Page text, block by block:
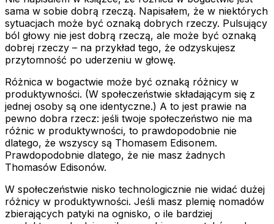
sama w sobie dobrą rzeczą. Napisałem, że w niektórych
sytuacjach może być oznaką dobrych rzeczy. Pulsujący
ból głowy nie jest dobrą rzeczą, ale może być oznaką
dobrej rzeczy – na przykład tego, że odzyskujesz
przytomność po uderzeniu w głowę.
Różnica w bogactwie może być oznaką różnicy w
produktywności. (W społeczeństwie składającym się z
jednej osoby są one identyczne.) A to jest prawie na
pewno dobra rzecz: jeśli twoje społeczeństwo nie ma
różnic w produktywności, to prawdopodobnie nie
dlatego, że wszyscy są Thomasem Edisonem.
Prawdopodobnie dlatego, że nie masz żadnych
Thomasów Edisonów.
W społeczeństwie nisko technologicznie nie widać dużej
różnicy w produktywności. Jeśli masz plemię nomadów
zbierających patyki na ognisko, o ile bardziej